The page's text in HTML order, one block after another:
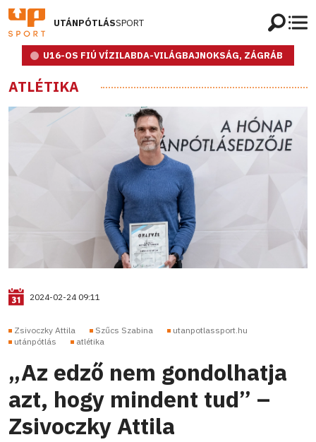
UTÁNPÓTLÁSSPORT
U16-OS FIÚ VÍZILABDA-VILÁGBAJNOKSÁG, ZÁGRÁB
ATLÉTIKA
2024-02-24 09:11
Zsivoczky Attila Szűcs Szabina
utanpotlassport.hu
utánpótlás
atlétika
„Az edző nem gondolhatja
azt, hogy mindent tud” –
Zsivoczky Attila